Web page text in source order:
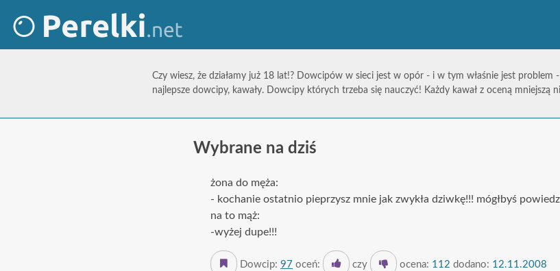
Czy wiesz, że działamy już 18 lat!? Dowcipów w sieci jest w opór - i w tym właśnie jest problem -
najlepsze dowcipy, kawały. Dowcipy których trzeba się nauczyć! Każdy kawał z oceną mniejszą
Wybrane na dziś
żona do męża:
- kochanie ostatnio pieprzysz mnie jak zwykła dziwkę!!! mógłbyś
na to mąż:
-wyżej dupe!!!
Dowcip: 97 oceń: czy ocena: 112 dodano: 12.11.2008